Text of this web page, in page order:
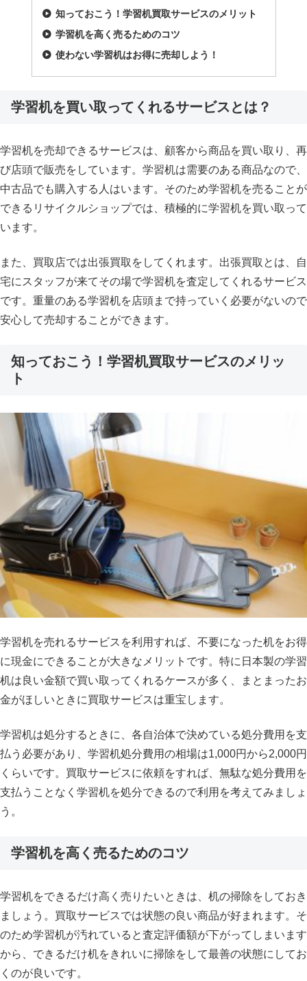
知っておこう！学習机買取サービスのメリット
学習机を高く売るためのコツ
使わない学習机はお得に売却しよう！
学習机を買い取ってくれるサービスとは？
学習机を売却できるサービスは、顧客から商品を買い取り、再
び店頭で販売をしています。学習机は需要のある商品なので、
中古品でも購入する人はいます。そのため学習机を売ることが
できるリサイクルショップでは、積極的に学習机を買い取って
います。
また、買取店では出張買取をしてくれます。出張買取とは、自
宅にスタッフが来てその場で学習机を査定してくれるサービス
です。重量のある学習机を店頭まで持っていく必要がないので
安心して売却することができます。
知っておこう！学習机買取サービスのメリッ
ト
学習机を売れるサービスを利用すれば、不要になった机をお得
に現金にできることが大きなメリットです。特に日本製の学習
机は良い金額で買い取ってくれるケースが多く、まとまったお
金がほしいときに買取サービスは重宝します。
学習机は処分するときに、各自治体で決めている処分費用を支
払う必要があり、学習机処分費用の相場は1,000円から2,000円
くらいです。買取サービスに依頼をすれば、無駄な処分費用を
支払うことなく学習机を処分できるので利用を考えてみましょ
う。
学習机を高く売るためのコツ
学習机をできるだけ高く売りたいときは、机の掃除をしておき
ましょう。買取サービスでは状態の良い商品が好まれます。そ
のため学習机が汚れていると査定評価額が下がってしまいます
から、できるだけ机をきれいに掃除をして最善の状態にしてお
くのが良いです。